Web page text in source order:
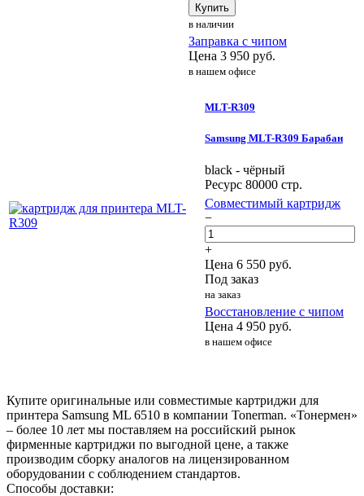
Купить
в наличии
Заправка с чипом
Цена 3 950 руб.
в нашем офисе
MLT-R309
Samsung MLT-R309 Барабан
black - чёрный
Ресурс 80000 стр.
Совместимый картридж
−
+
Цена 6 550 руб.
Под заказ
на заказ
Восстановление с чипом
Цена 4 950 руб.
в нашем офисе
Купите оригинальные или совместимые картриджи для
принтера Samsung ML 6510 в компании Tonerman. «Тонермен»
– более 10 лет мы поставляем на российский рынок
фирменные картриджи по выгодной цене, а также
производим сборку аналогов на лицензированном
оборудовании с соблюдением стандартов.
Способы доставки: